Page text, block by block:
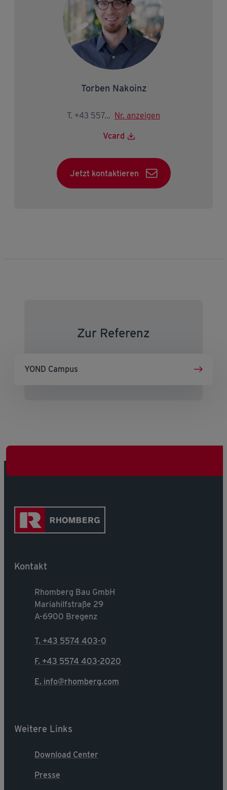
Torben Nakoinz
T. +43 5574 403-2146 Nr. anzeigen
Vcard
Jetzt kontaktieren
Zur Referenz
YOND Campus
Kontakt
Rhomberg Bau GmbH
Mariahilfstraße 29
A-6900 Bregenz
T. +43 5574 403-0
F. +43 5574 403-2020
E. info@rhomberg.com
Weitere Links
Download Center
Presse